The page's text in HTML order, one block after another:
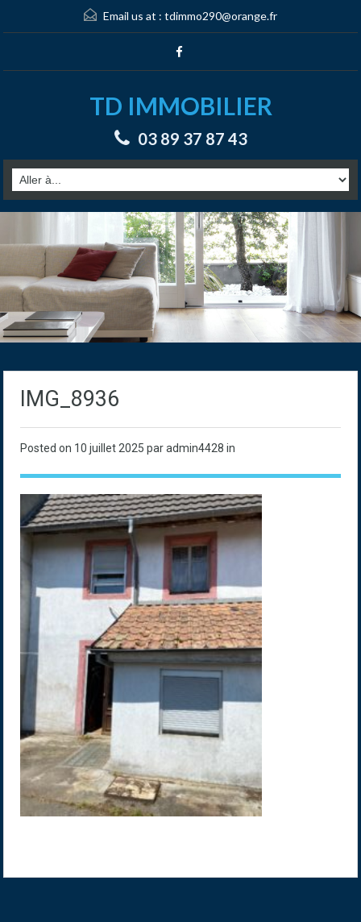
Email us at : tdimmo290@orange.fr
TD IMMOBILIER
03 89 37 87 43
IMG_8936
Posted on 10 juillet 2025 par admin4428 in